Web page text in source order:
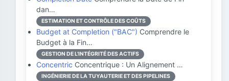
dan…
ESTIMATION ET CONTRÔLE DES COÛTS
Budget at Completion ("BAC") Comprendre le
Budget à la Fin…
GESTION DE L'INTÉGRITÉ DES ACTIFS
Concentric Concentrique : Un Alignement …
INGÉNIERIE DE LA TUYAUTERIE ET DES PIPELINES